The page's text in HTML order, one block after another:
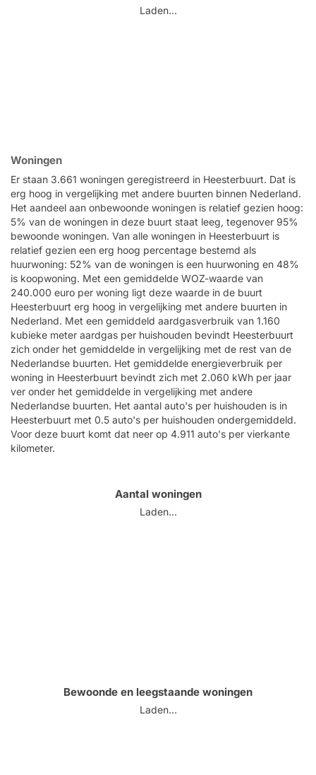
Laden...
Woningen
Er staan 3.661 woningen geregistreerd in Heesterbuurt. Dat is
erg hoog in vergelijking met andere buurten binnen Nederland.
Het aandeel aan onbewoonde woningen is relatief gezien hoog:
5% van de woningen in deze buurt staat leeg, tegenover 95%
bewoonde woningen. Van alle woningen in Heesterbuurt is
relatief gezien een erg hoog percentage bestemd als
huurwoning: 52% van de woningen is een huurwoning en 48%
is koopwoning. Met een gemiddelde WOZ-waarde van
240.000 euro per woning ligt deze waarde in de buurt
Heesterbuurt erg hoog in vergelijking met andere buurten in
Nederland. Met een gemiddeld aardgasverbruik van 1.160
kubieke meter aardgas per huishouden bevindt Heesterbuurt
zich onder het gemiddelde in vergelijking met de rest van de
Nederlandse buurten. Het gemiddelde energieverbruik per
woning in Heesterbuurt bevindt zich met 2.060 kWh per jaar
ver onder het gemiddelde in vergelijking met andere
Nederlandse buurten. Het aantal auto's per huishouden is in
Heesterbuurt met 0.5 auto's per huishouden ondergemiddeld.
Voor deze buurt komt dat neer op 4.911 auto's per vierkante
kilometer.
Aantal woningen
Laden...
Bewoonde en leegstaande woningen
Laden...